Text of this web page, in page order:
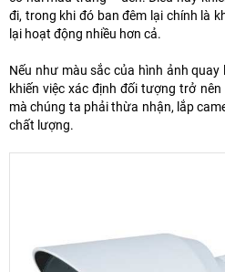
đi, trong khi đó ban đêm lại chính là
lại hoạt động nhiều hơn cả.
Nếu như màu sắc của hình ảnh
khiến việc xác định đối tượng trở
mà chúng ta phải thừa nhận, lắp
chất lượng.